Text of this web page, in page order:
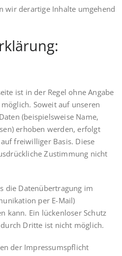
wir derartige Inhalte umgehend
ist in der Regel ohne Angabe
Soweit auf unseren
(beispielsweise Name,
erhoben werden, erfolgt
freiwilliger Basis. Diese
Zustimmung nicht
die Datenübertragung im
per E-Mail)
kann. Ein lückenloser Schutz
Dritte ist nicht möglich.
der Impressumspflicht